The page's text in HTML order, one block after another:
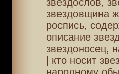
звездовщина
роспись,
описание
звездоносец,
| кто носит